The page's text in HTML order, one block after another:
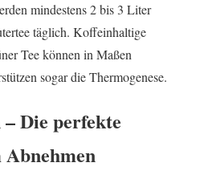
mindestens 2 bis 3 Liter
täglich. Koffeinhaltige
Tee können in Maßen
sogar die Thermogenese.
Die perfekte